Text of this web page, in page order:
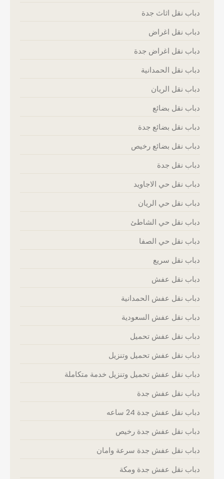
دباب نقل اثاث جدة
دباب نقل اغراض
دباب نقل اغراض جدة
دباب نقل الحمدانية
دباب نقل الريان
دباب نقل بضائع
دباب نقل بضائع جدة
دباب نقل بضائع رخيص
دباب نقل جدة
دباب نقل حي الاجاويد
دباب نقل حي الريان
دباب نقل حي الشاطئ
دباب نقل حي الصفا
دباب نقل سريع
دباب نقل عفش
دباب نقل عفش الحمدانية
دباب نقل عفش السعودية
دباب نقل عفش تحميل
دباب نقل عفش تحميل وتنزيل
دباب نقل عفش تحميل وتنزيل خدمة متكاملة
دباب نقل عفش جدة
دباب نقل عفش جدة 24 ساعه
دباب نقل عفش جدة رخيص
دباب نقل عفش جدة سرعة وامان
دباب نقل عفش جدة ومكة